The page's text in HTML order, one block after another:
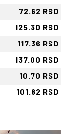
72.62 RSD
125.30 RSD
117.36 RSD
137.00 RSD
10.70 RSD
101.82 RSD